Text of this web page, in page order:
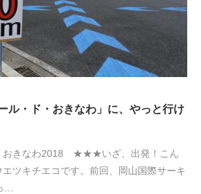
ル・ド・おきなわ」に、やっと行け
きなわ2018 ★★★いざ、出発！こん
ツキチエコです。前回、岡山国際サーキ
…